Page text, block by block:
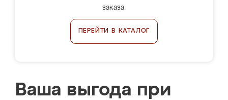
заказа.
ПЕРЕЙТИ В КАТАЛОГ
Ваша выгода при